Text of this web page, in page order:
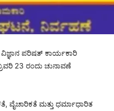
ವಿಜ್ಞಾನ ಪರಿಷತ್ ಕಾರ್ಯಕಾರಿ
23 ರಂದು ಚುನಾವಣೆ
ವೈಚಾರಿಕತೆ ಮತ್ತು ಧರ್ಮಾಧಾರಿತ